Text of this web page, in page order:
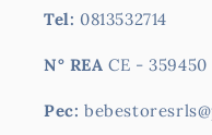
Tel: 0813532714
N° REA CE - 359450
Pec: